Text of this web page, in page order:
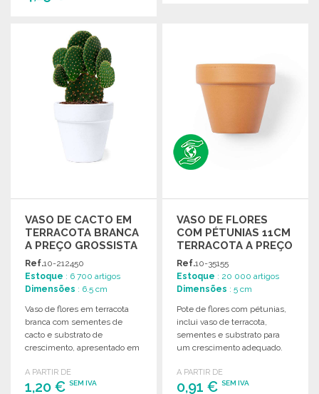
Solicitar um orçamento
VASO DE CACTO EM
TERRACOTA BRANCA
A PREÇO GROSSISTA
Ref.10-212450
Estoque : 6 700 artigos
Dimensões : 6.5 cm
Vaso de flores em terracota
branca com sementes de
cacto e substrato de
crescimento, apresentado em
A PARTIR DE
1,20 € SEM IVA
VASO DE FLORES
COM PÉTUNIAS 11CM
TERRACOTA A PREÇO
GROSSISTA
Ref.10-35155
Estoque : 20 000 artigos
Dimensões : 5 cm
Pote de flores com pétunias,
inclui vaso de terracota,
sementes e substrato para
um crescimento adequado.
atraente.
A PARTIR DE
0,91 €SEM IVA